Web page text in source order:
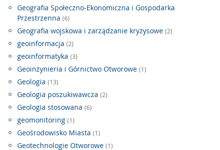
Geografia Społeczno-Ekonomiczna i Gospodarka
Przestrzenna (6)
Geografia wojskowa i zarządzanie kryzysowe (2)
geoinformacja (2)
geoinformatyka (3)
Geoinżynieria i Górnictwo Otworowe (1)
Geologia (13)
Geologia poszukiwawcza (2)
Geologia stosowana (6)
geomonitoring (1)
Geośrodowisko Miasta (1)
Geotechnologie Otworowe (1)